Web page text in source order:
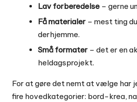
Lav forberedelse – gerne
Få materialer – mest ting
derhjemme.
Små formater – det er en
heldagsprojekt.
For at gøre det nemt at vælge har
fire hovedkategorier: bord-krea,